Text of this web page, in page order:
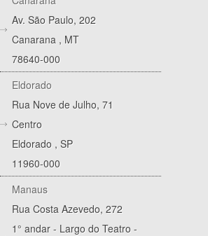
Av. São Paulo, 202
Canarana , MT
78640-000
Eldorado
Rua Nove de Julho, 71
Centro
Eldorado , SP
11960-000
Manaus
Rua Costa Azevedo, 272
1° andar - Largo do Teatro -